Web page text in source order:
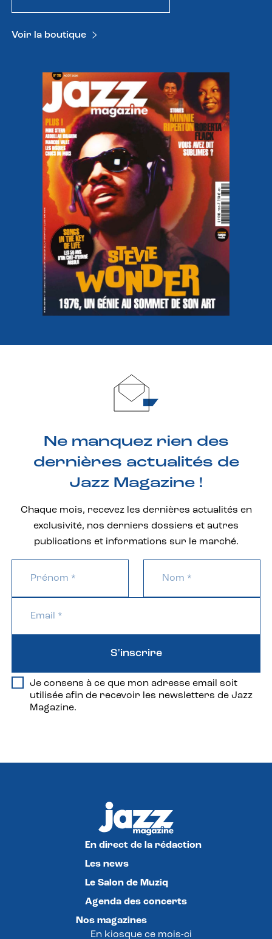
Voir la boutique
Ne manquez rien des
dernières actualités de
Jazz Magazine !
Chaque mois, recevez les dernières actualités en
exclusivité, nos derniers dossiers et autres
publications et informations sur le marché.
Je consens à ce que mon adresse email soit
utilisée afin de recevoir les newsletters de Jazz
Magazine.
S'inscrire
En direct de la rédaction
Les news
Le Salon de Muziq
Agenda des concerts
Nos magazines
En kiosque ce mois-ci